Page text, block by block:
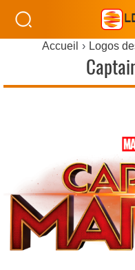
Accueil Logos